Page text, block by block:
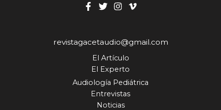
revistagacetaudio@gmail.com
El Artículo
El Experto
Audiología Pediátrica
Entrevistas
Noticias